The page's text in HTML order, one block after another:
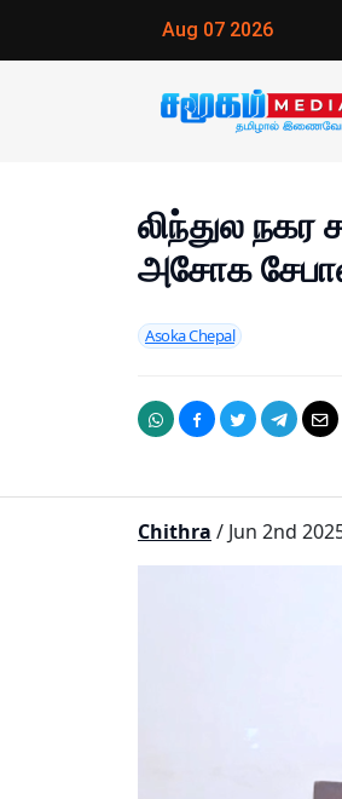
Aug 07 2026
லிந்துல
அசோக
Asoka Chepal
Chithra / Jun 2nd